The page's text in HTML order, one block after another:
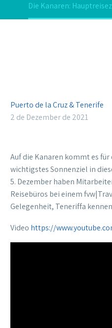
Die Kanaren:
Puerto de la Cruz & Tenerife
2 de Dezember de 2021
Auf die Kanaren kommt es
wichtigstes Sonnenziel in
5. Dezember haben
Reisebüros bei einem
Gelegenheit, Teneriffa
Video https://